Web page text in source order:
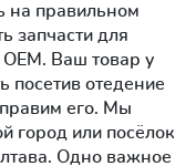
на правильном
запчасти для
Ваш товар у
посетив отедение
его. Мы
город или посёлок
Одно важное